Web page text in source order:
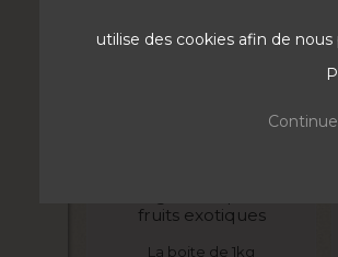
fruits exotiques
La boite de 1kg
utilise des cookies afin de